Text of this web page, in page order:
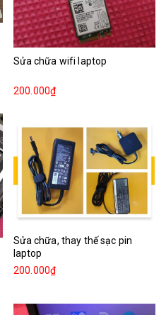
Sửa chữa wifi laptop
200.000₫
Sửa chữa, thay thế sạc pin
laptop
200.000₫